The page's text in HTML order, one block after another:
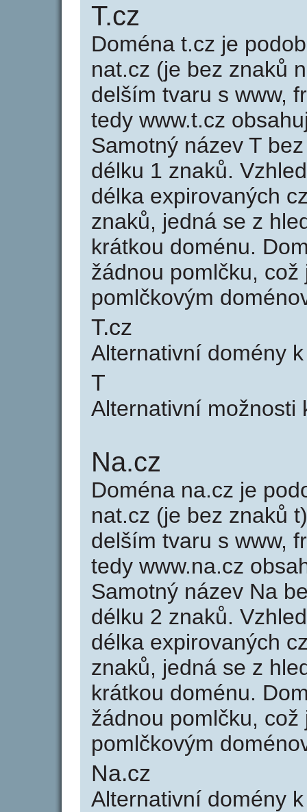
T.cz
Doména t.cz je
nat.cz (je bez znaků
delším tvaru s www,
tedy www.t.cz
Samotný název T
délku 1 znaků.
délka expirovaných
znaků, jedná se z
krátkou doménu.
žádnou pomlčku,
pomlčkovým
T.cz
Alternativní domény
T
Alternativní možnosti
Na.cz
Doména na.cz je
nat.cz (je bez znaků
delším tvaru s www,
tedy www.na.cz
Samotný název Na
délku 2 znaků.
délka expirovaných
znaků, jedná se z
krátkou doménu.
žádnou pomlčku,
pomlčkovým
Na.cz
Alternativní domény